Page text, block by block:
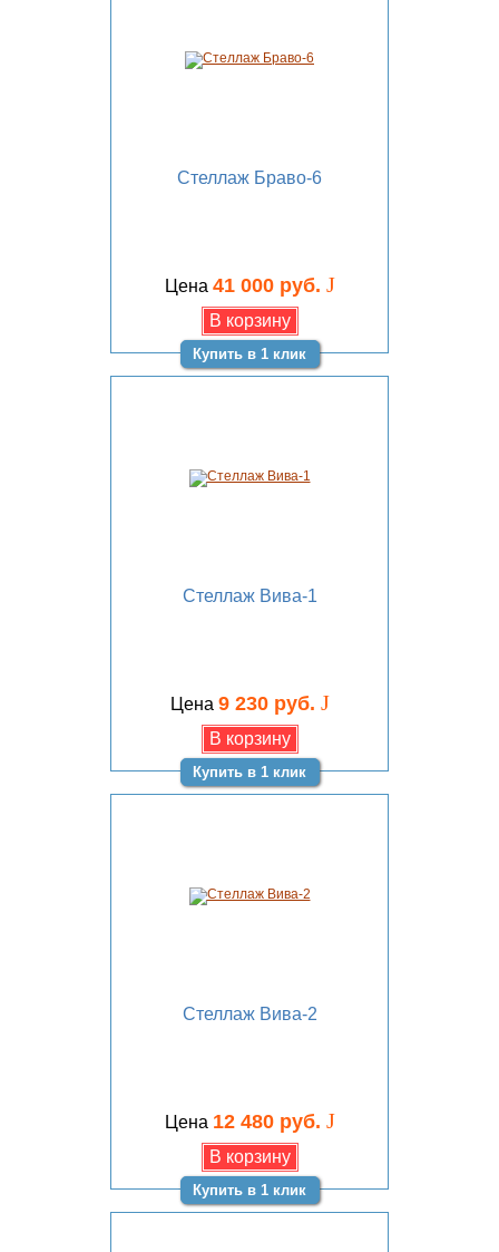
Стеллаж Браво-6
Цена 41 000 руб. J
Купить в 1 клик
Стеллаж Вива-1
Цена 9 230 руб. J
Купить в 1 клик
Стеллаж Вива-2
Цена 12 480 руб. J
Купить в 1 клик